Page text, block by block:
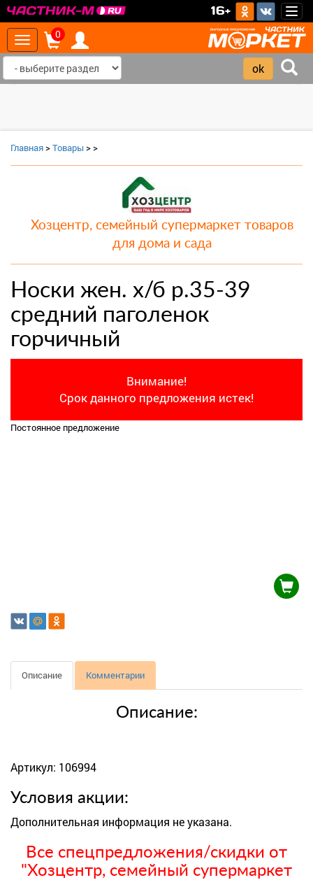
16+
Toggle
navigation
0
Главная>Товары >>
Хозцентр, семейный супермаркет товаров
для дома и сада
Носки жен. х/б р.35-39
средний паголенок
горчичный
Внимание!
Срок данного предложения истек!
Постоянное предложение
Описание Комментарии
Описание:
Артикул: 106994
Условия акции:
Дополнительная информация не указана.
Все спецпредложения/скидки от
"Хозцентр, семейный супермаркет
‹ ›